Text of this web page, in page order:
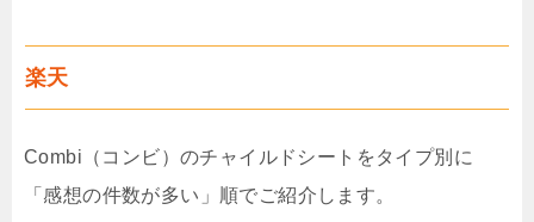
楽天
Combi（コンビ）のチャイルドシートをタイプ別に
「感想の件数が多い」順でご紹介します。